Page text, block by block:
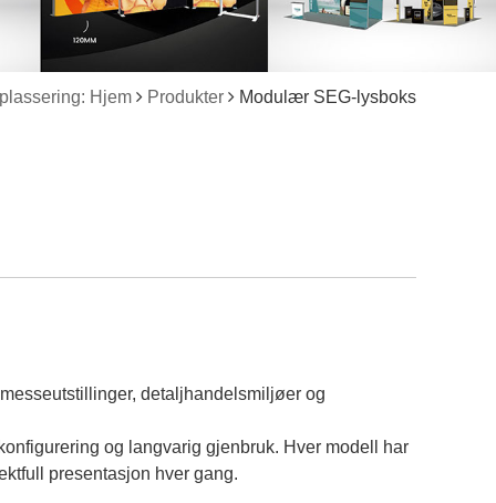
Hjem Produkter Modulær SEG-lysboks
detaljhandelsmiljøer og
og langvarig gjenbruk. Hver modell har
presentasjon hver gang.